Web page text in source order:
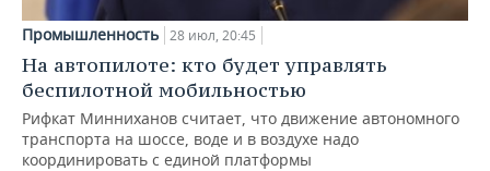
Промышленность 28 июл, 20:45
На автопилоте: кто будет управлять
беспилотной мобильностью
Рифкат Минниханов считает, что движение автономного
транспорта на шоссе, воде и в воздухе надо
координировать с единой платформы